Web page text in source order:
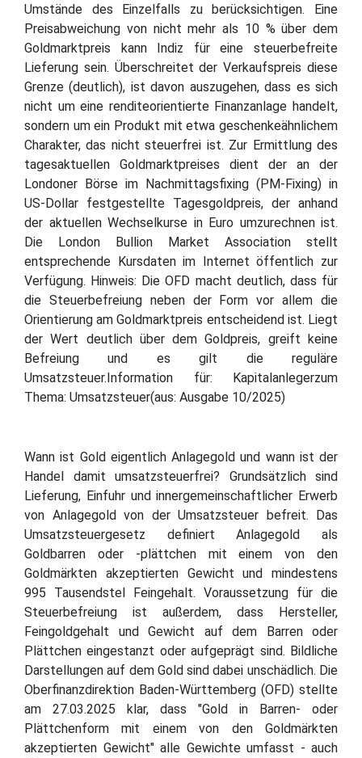
Umstände des Einzelfalls zu berücksichtigen. Eine
Preisabweichung von nicht mehr als 10 % über dem
Goldmarktpreis kann Indiz für eine steuerbefreite
Lieferung sein. Überschreitet der Verkaufspreis diese
Grenze (deutlich), ist davon auszugehen, dass es sich
nicht um eine renditeorientierte Finanzanlage handelt,
sondern um ein Produkt mit etwa geschenkeähnlichem
Charakter, das nicht steuerfrei ist. Zur Ermittlung des
tagesaktuellen Goldmarktpreises dient der an der
Londoner Börse im Nachmittagsfixing (PM-Fixing) in
US-Dollar festgestellte Tagesgoldpreis, der anhand
der aktuellen Wechselkurse in Euro umzurechnen ist.
Die London Bullion Market Association stellt
entsprechende Kursdaten im Internet öffentlich zur
Verfügung. Hinweis: Die OFD macht deutlich, dass für
die Steuerbefreiung neben der Form vor allem die
Orientierung am Goldmarktpreis entscheidend ist. Liegt
der Wert deutlich über dem Goldpreis, greift keine
Befreiung und es gilt die reguläre
Umsatzsteuer.Information für: Kapitalanlegerzum
Thema: Umsatzsteuer(aus: Ausgabe 10/2025)
Wann ist Gold eigentlich Anlagegold und wann ist der
Handel damit umsatzsteuerfrei? Grundsätzlich sind
Lieferung, Einfuhr und innergemeinschaftlicher Erwerb
von Anlagegold von der Umsatzsteuer befreit. Das
Umsatzsteuergesetz definiert Anlagegold als
Goldbarren oder -plättchen mit einem von den
Goldmärkten akzeptierten Gewicht und mindestens
995 Tausendstel Feingehalt. Voraussetzung für die
Steuerbefreiung ist außerdem, dass Hersteller,
Feingoldgehalt und Gewicht auf dem Barren oder
Plättchen eingestanzt oder aufgeprägt sind. Bildliche
Darstellungen auf dem Gold sind dabei unschädlich. Die
Oberfinanzdirektion Baden-Württemberg (OFD) stellte
am 27.03.2025 klar, dass "Gold in Barren- oder
Plättchenform mit einem von den Goldmärkten
akzeptierten Gewicht" alle Gewichte umfasst - auch